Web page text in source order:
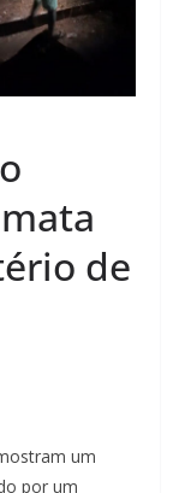
de
um
por um